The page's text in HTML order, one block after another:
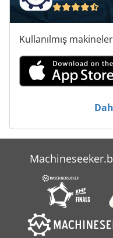
Kullanılmış